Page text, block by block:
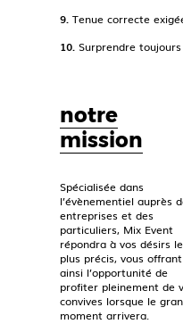
9. Tenue correcte
10. Surprendre
notre
mission
Spécialisée dans
l’évènementiel auprès
entreprises et des
particuliers, Mix Event
répondra à vos désirs
plus précis, vous offrant
ainsi l’opportunité de
profiter pleinement de
convives lorsque le
moment arrivera.